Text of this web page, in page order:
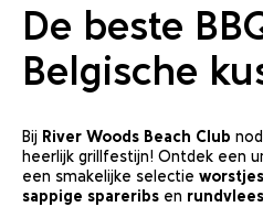
De beste
Belgische
Bij River Woods Beach Club
heerlijk grillfestijn! Ontdek een
een smakelijke selectie worstjes
sappige spareribs en rundvlees